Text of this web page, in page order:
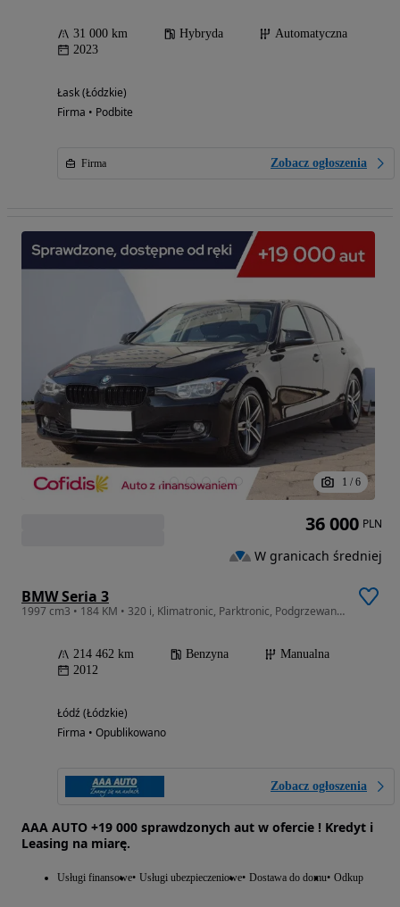
31 000 km Hybryda
Automatyczna
2023
Łask (Łódzkie)
Firma • Podbite
Firma Zobacz ogłoszenia
1 / 6
BMW Seria 3
1997 cm3 • 184 KM • 320 i, Klimatronic, Parktronic, Podgrzewane siedzienia
214 462 km Benzyna
Manualna
2012
Łódź (Łódzkie)
Firma • Opublikowano
Zobacz ogłoszenia
AAA AUTO +19 000 sprawdzonych aut w ofercie ! Kredyt i
Leasing na miarę.
Usługi finansowe Usługi ubezpieczeniowe Dostawa do domu Odkup
36 000 PLN
W granicach średniej